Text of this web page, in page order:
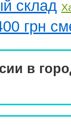
склад
грн
в